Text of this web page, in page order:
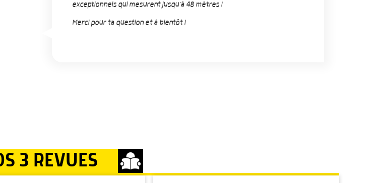
exceptionnels qui mesurent jusqu'à 48 mètres !
Merci pour ta question et à bientôt !
3 REVUES